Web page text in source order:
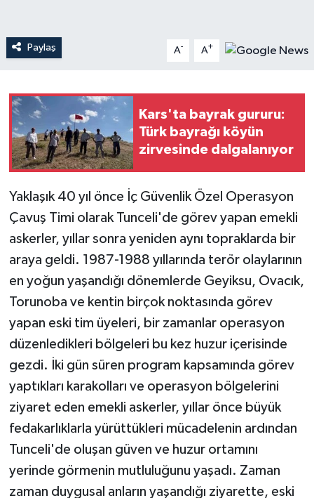
Paylaş A- A+
Kars'ta bayrak gururu:
Türk bayrağı köyün
zirvesinde dalgalanıyor
Yaklaşık 40 yıl önce İç Güvenlik Özel Operasyon
Çavuş Timi olarak Tunceli'de görev yapan emekli
askerler, yıllar sonra yeniden aynı topraklarda bir
araya geldi. 1987-1988 yıllarında terör olaylarının
en yoğun yaşandığı dönemlerde Geyiksu, Ovacık,
Torunoba ve kentin birçok noktasında görev
yapan eski tim üyeleri, bir zamanlar operasyon
düzenledikleri bölgeleri bu kez huzur içerisinde
gezdi. İki gün süren program kapsamında görev
yaptıkları karakolları ve operasyon bölgelerini
ziyaret eden emekli askerler, yıllar önce büyük
fedakarlıklarla yürüttükleri mücadelenin ardından
Tunceli'de oluşan güven ve huzur ortamını
yerinde görmenin mutluluğunu yaşadı. Zaman
zaman duygusal anların yaşandığı ziyarette, eski